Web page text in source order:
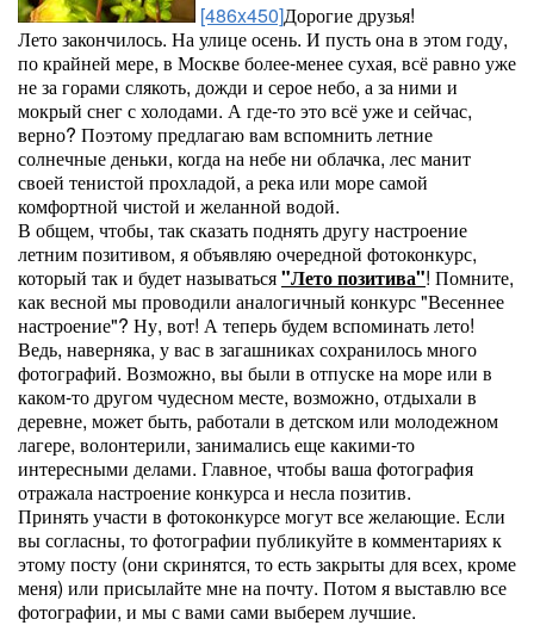
[486x450]Дорогие друзья!
Лето закончилось. На улице осень. И пусть она в этом году,
по крайней мере, в Москве более-менее сухая, всё равно уже
не за горами слякоть, дожди и серое небо, а за ними и
мокрый снег с холодами. А где-то это всё уже и сейчас,
верно? Поэтому предлагаю вам вспомнить летние
солнечные деньки, когда на небе ни облачка, лес манит
своей тенистой прохладой, а река или море самой
комфортной чистой и желанной водой.
В общем, чтобы, так сказать поднять другу настроение
летним позитивом, я объявляю очередной фотоконкурс,
который так и будет называться"Лето позитива"! Помните,
как весной мы проводили аналогичный конкурс "Весеннее
настроение"? Ну, вот! А теперь будем вспоминать лето!
Ведь, наверняка, у вас в загашниках сохранилось много
фотографий. Возможно, вы были в отпуске на море или в
каком-то другом чудесном месте, возможно, отдыхали в
деревне, может быть, работали в детском или молодежном
лагере, волонтерили, занимались еще какими-то
интересными делами. Главное, чтобы ваша фотография
отражала настроение конкурса и несла позитив.
Принять участи в фотоконкурсе могут все желающие. Если
вы согласны, то фотографии публикуйте в комментариях к
этому посту (они скринятся, то есть закрыты для всех, кроме
меня) или присылайте мне на почту. Потом я выставлю все
фотографии, и мы с вами сами выберем лучшие.